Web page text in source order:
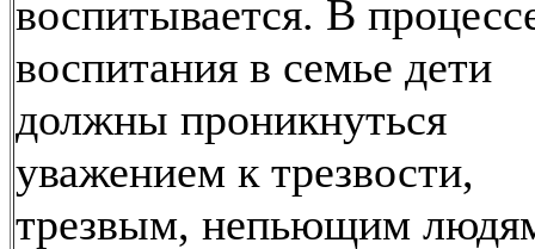
воспитывается. В
воспитания в семье дети
должны проникнуться
уважением к трезвости,
трезвым, непьющим